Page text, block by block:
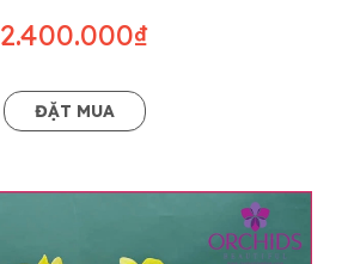
2.400.000₫
ĐẶT MUA